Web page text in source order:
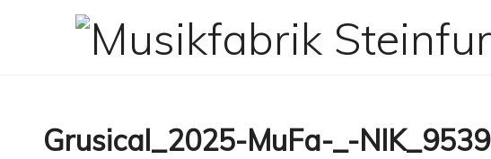
Grusical_2025-MuFa-_-NIK_9539